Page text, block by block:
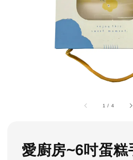
1 / 4
愛廚房~6吋蛋糕